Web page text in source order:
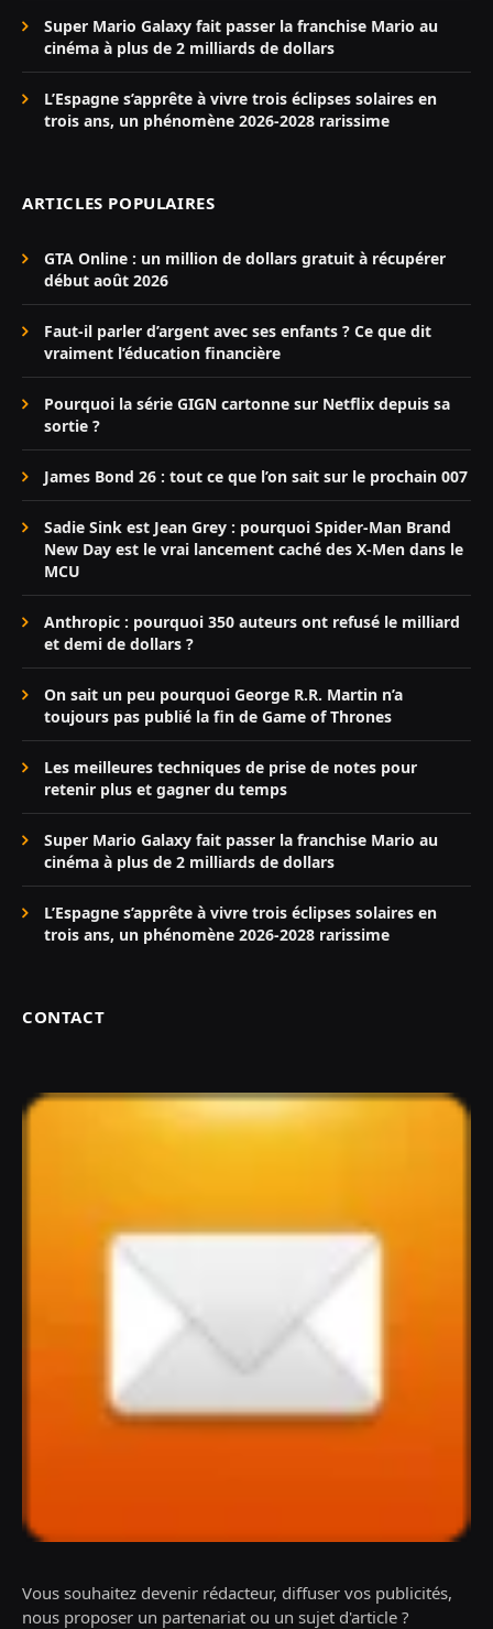
Super Mario Galaxy fait passer la franchise Mario au
cinéma à plus de 2 milliards de dollars
L’Espagne s’apprête à vivre trois éclipses solaires en
trois ans, un phénomène 2026-2028 rarissime
ARTICLES POPULAIRES
GTA Online : un million de dollars gratuit à récupérer
début août 2026
Faut-il parler d’argent avec ses enfants ? Ce que dit
vraiment l’éducation financière
Pourquoi la série GIGN cartonne sur Netflix depuis sa
sortie ?
James Bond 26 : tout ce que l’on sait sur le prochain 007
Sadie Sink est Jean Grey : pourquoi Spider-Man Brand
New Day est le vrai lancement caché des X-Men dans le
MCU
Anthropic : pourquoi 350 auteurs ont refusé le milliard
et demi de dollars ?
On sait un peu pourquoi George R.R. Martin n’a
toujours pas publié la fin de Game of Thrones
Les meilleures techniques de prise de notes pour
retenir plus et gagner du temps
Super Mario Galaxy fait passer la franchise Mario au
cinéma à plus de 2 milliards de dollars
L’Espagne s’apprête à vivre trois éclipses solaires en
trois ans, un phénomène 2026-2028 rarissime
CONTACT
Vous souhaitez devenir rédacteur, diffuser vos publicités,
nous proposer un partenariat ou un sujet d'article ?